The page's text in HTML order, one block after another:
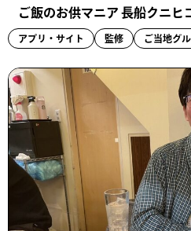
ご飯のお供マニア 長船クニヒ
アプリ・サイト 監修 ご当地グ